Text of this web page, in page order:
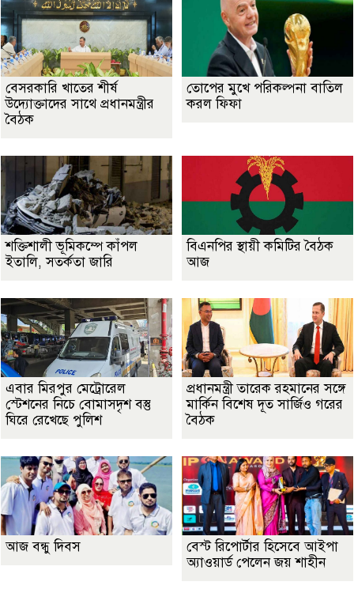
বেসরকারি খাতের শীর্ষ
উদ্যোক্তাদের সাথে প্রধানমন্ত্রীর
বৈঠক
তোপের মুখে পরিকল্পনা বাতিল
করল ফিফা
শক্তিশালী ভূমিকম্পে কাঁপল
ইতালি, সতর্কতা জারি
বিএনপির স্থায়ী কমিটির বৈঠক
আজ
এবার মিরপুর মেট্রোরেল
স্টেশনের নিচে বোমাসদৃশ বস্তু
ঘিরে রেখেছে পুলিশ
প্রধানমন্ত্রী তারেক রহমানের সঙ্গে
মার্কিন বিশেষ দূত সার্জিও গরের
বৈঠক
আজ বন্ধু দিবস
বেস্ট রিপোর্টার হিসেবে আইপা
অ্যাওয়ার্ড পেলেন জয় শাহীন